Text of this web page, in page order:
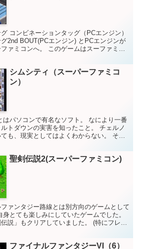
コンビネーションタッグ（PCエンジン）
2nd BOUT(PCエンジン) とPCエンジンが
ァミコンへ。 このゲームはスーファミに
シムシティ（スーパーファミコ
ン）
はパソコンで有名なソフト。 なにより一番
トダウンの実害を知ったこと。 チェルノ
も、現実としてはよくわからない。 それ
聖剣伝説2(スーパーファミコン)
ァンタジー路線とは別方向のゲームとして
とても楽しみにしていたゲームでした。
説」もクリアしていました。 (特にフレイ
ファイナルファンタジーVI（6）